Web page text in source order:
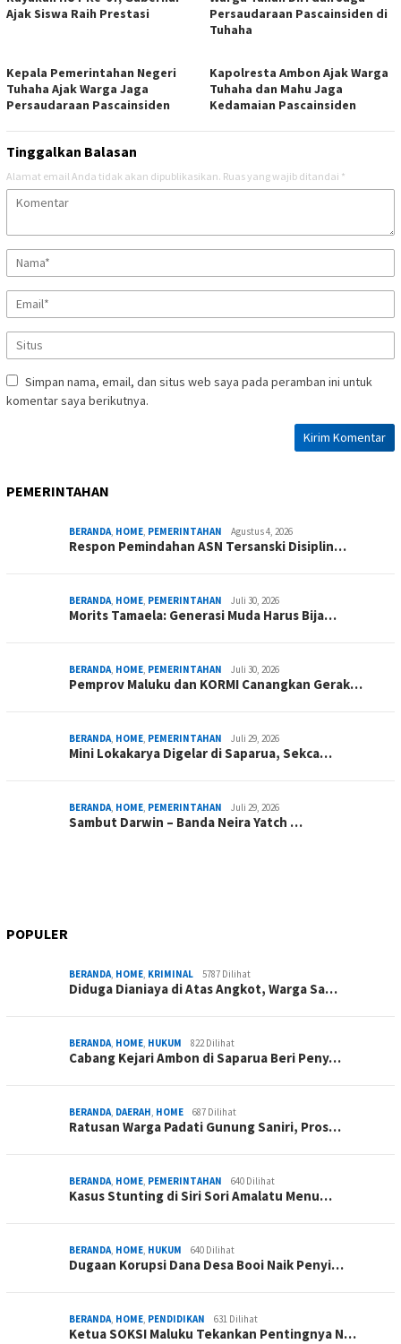
Ajak Siswa Raih Prestasi
Persaudaraan Pascainsiden di
Tuhaha
Kepala Pemerintahan Negeri
Tuhaha Ajak Warga Jaga
Persaudaraan Pascainsiden
Kapolresta Ambon Ajak Warga
Tuhaha dan Mahu Jaga
Kedamaian Pascainsiden
Tinggalkan Balasan
Alamat email Anda tidak akan dipublikasikan. Ruas yang wajib ditandai *
Simpan nama, email, dan situs web saya pada peramban ini untuk
komentar saya berikutnya.
PEMERINTAHAN
BERANDA, HOME, PEMERINTAHAN Agustus 4, 2026
Respon Pemindahan ASN Tersanski Disiplin…
BERANDA, HOME, PEMERINTAHAN Juli 30, 2026
Morits Tamaela: Generasi Muda Harus Bija…
BERANDA, HOME, PEMERINTAHAN Juli 30, 2026
Pemprov Maluku dan KORMI Canangkan Gerak…
BERANDA, HOME, PEMERINTAHAN Juli 29, 2026
Mini Lokakarya Digelar di Saparua, Sekca…
BERANDA, HOME, PEMERINTAHAN Juli 29, 2026
Sambut Darwin – Banda Neira Yatch …
POPULER
BERANDA, HOME, KRIMINAL 5787 Dilihat
Diduga Dianiaya di Atas Angkot, Warga Sa…
BERANDA, HOME, HUKUM 822 Dilihat
Cabang Kejari Ambon di Saparua Beri Peny…
BERANDA, DAERAH, HOME 687 Dilihat
Ratusan Warga Padati Gunung Saniri, Pros…
BERANDA, HOME, PEMERINTAHAN 640 Dilihat
Kasus Stunting di Siri Sori Amalatu Menu…
BERANDA, HOME, HUKUM 640 Dilihat
Dugaan Korupsi Dana Desa Booi Naik Penyi…
BERANDA, HOME, PENDIDIKAN 631 Dilihat
Ketua SOKSI Maluku Tekankan Pentingnya N…